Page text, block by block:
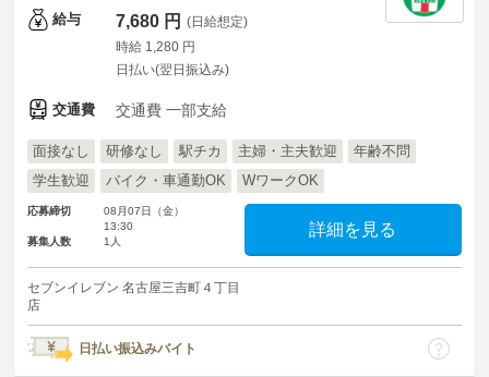
給与 7,680 円 (日給想定)
時給 1,280 円
日払い(翌日振込み)
交通費 交通費 一部支給
面接なし 研修なし 駅チカ 主婦・主夫歓迎
年齢不問
学生歓迎
バイク・車通勤OK WワークOK
応募締切
08月07日（金）
13:30
募集人数
1人
詳細を見る
セブンイレブン 名古屋三吉町４丁目
店
日払い振込みバイト